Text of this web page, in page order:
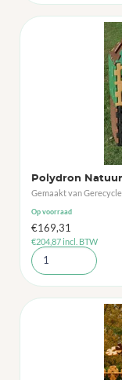
Polydron
Gemaakt van
Op voorraad
€169,31
€204,87incl. BTW